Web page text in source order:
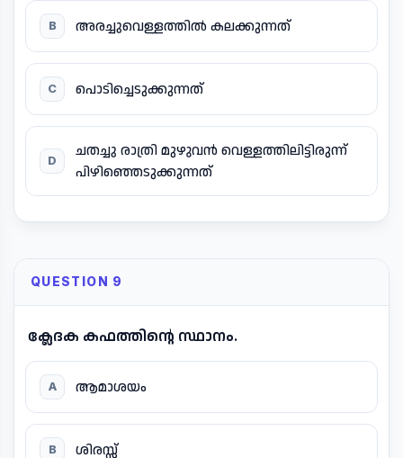
B അരച്ചുവെള്ളത്തിൽ കലക്കുന്നത്
C പൊടിച്ചെടുക്കുന്നത്
D
ചതച്ചു രാത്രി മുഴുവൻ വെള്ളത്തിലിട്ടിരുന്ന്
പിഴിഞ്ഞെടുക്കുന്നത്
QUESTION 9
ക്ലേദക കഫത്തിന്റെ സ്ഥാനം.
A ആമാശയം
B ശിരസ്സ്